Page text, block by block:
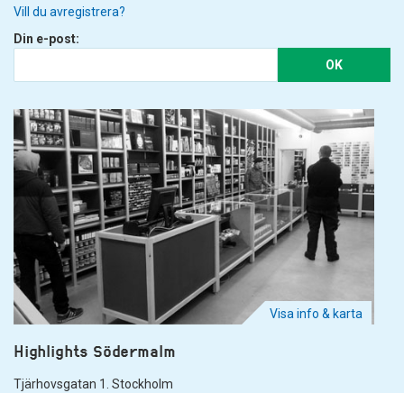
Vill du avregistrera?
Din e-post:
OK
Visa info & karta
Highlights Södermalm
Tjärhovsgatan 1. Stockholm